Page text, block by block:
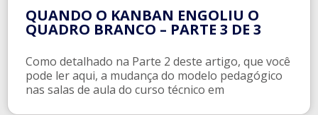
QUANDO O KANBAN ENGOLIU O
QUADRO BRANCO – PARTE 3 DE 3
Como detalhado na Parte 2 deste artigo, que você
pode ler aqui, a mudança do modelo pedagógico
nas salas de aula do curso técnico em